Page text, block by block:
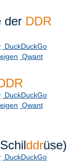
der DDR
DuckDuckGo
Qwant
DuckDuckGo
Qwant
ddrüse)
DuckDuckGo